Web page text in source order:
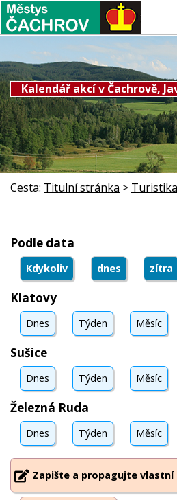
Kalendář akcí v Čachrově,
Cesta: Titulní stránka > Turistika
Podle data
Kdykoliv dnes zítra
Klatovy
Dnes Týden Měsíc
Sušice
Dnes Týden Měsíc
Železná Ruda
Dnes Týden Měsíc
Zapište a propagujte vlastní